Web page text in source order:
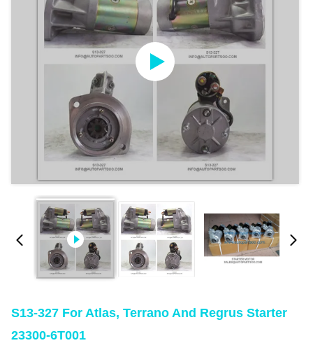
S13-327 For Atlas, Terrano And Regrus Starter
23300-6T001